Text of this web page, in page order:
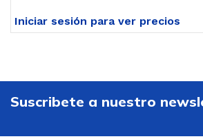
Iniciar sesión para ver precios
Suscribete a nuestro